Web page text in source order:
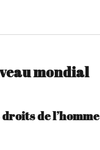
mondial
droits de l’homme